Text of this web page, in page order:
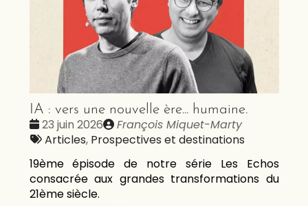
IA : vers une nouvelle ère... humaine.
Date
:
23 juin 2026
Publié
par
François Miquet-Marty
Tags
Articles, Prospectives et destinations
19ème épisode de notre série Les Echos
consacrée aux grandes transformations du
21ème siècle.